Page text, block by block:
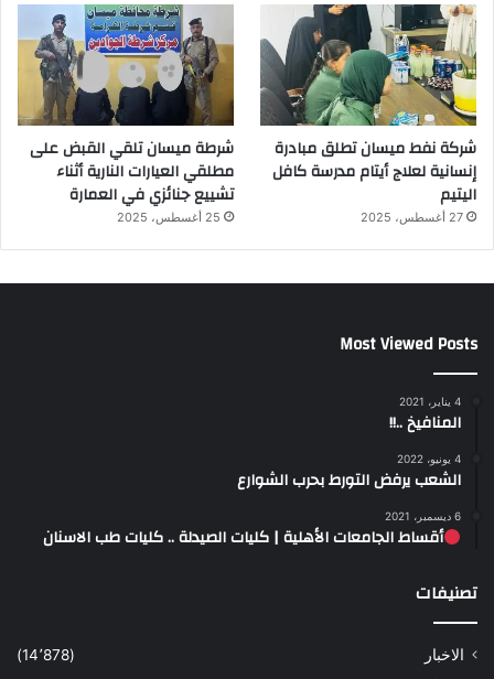
شركة نفط ميسان تطلق مبادرة
إنسانية لعلاج أيتام مدرسة كافل
اليتيم
27 أغسطس، 2025
شرطة ميسان تلقي القبض على
مطلقي العيارات النارية أثناء
تشييع جنائزي في العمارة
25 أغسطس، 2025
Most Viewed Posts
4 يناير، 2021
المنافيخ ..!!
4 يونيو، 2022
الشعب يرفض التورط بحرب الشوارع
6 ديسمبر، 2021
أقساط الجامعات الأهلية | كليات الصيدلة .. كليات طب الاسنان
تصنيفات
الاخبار
(14٬878)